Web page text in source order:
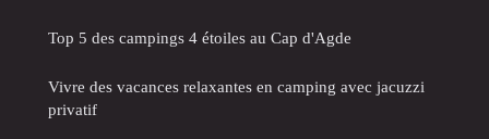
Top 5 des campings 4 étoiles au Cap d'Agde
Vivre des vacances relaxantes en camping avec jacuzzi
privatif